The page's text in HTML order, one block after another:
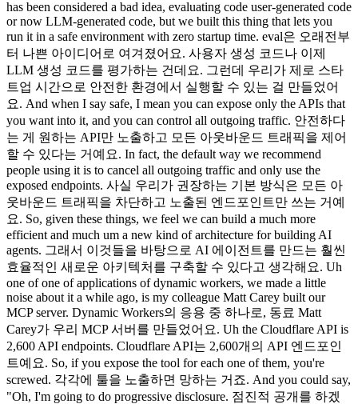
has been considered a bad idea, evaluating code user-generated code
or now LLM-generated code, but we built this thing that lets you
run it in a safe environment with zero startup time. eval은 오래전부
터 나쁜 아이디어로 여겨졌어요. 사용자 생성 코드나 이제
LLM 생성 코드를 평가하는 건데요. 그런데 우리가 제로 스타
트업 시간으로 안전한 환경에서 실행할 수 있는 걸 만들었어
요. And when I say safe, I mean you can expose only the APIs that
you want into it, and you can control all outgoing traffic. 안전하다
는 게 원하는 API만 노출하고 모든 아웃바운드 트래픽을 제어
할 수 있다는 거예요. In fact, the default way we recommend
people using it is to cancel all outgoing traffic and only use the
exposed endpoints. 사실 우리가 권장하는 기본 방식은 모든 아
웃바운드 트래픽을 차단하고 노출된 엔드포인트만 쓰는 거예
요. So, given these things, we feel we can build a much more
efficient and much um a new kind of architecture for building AI
agents. 그래서 이것들을 바탕으로 AI 에이전트를 만드는 훨씬
효율적인 새로운 아키텍처를 구축할 수 있다고 생각해요. Uh
one of one of applications of dynamic workers, we made a little
noise about it a while ago, is my colleague Matt Carey built our
MCP server. Dynamic Workers의 응용 중 하나로, 동료 Matt
Carey가 우리 MCP 서버를 만들었어요. Uh the Cloudflare API is
2,600 API endpoints. Cloudflare API는 2,600개의 API 엔드포인
트예요. So, if you expose the tool for each one of them, you're
screwed. 각각에 툴을 노출하면 망하는 거죠. And you could say,
"Oh, I'm going to do progressive disclosure. 점진적 공개를 하겠